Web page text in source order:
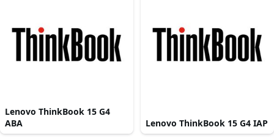
Lenovo ThinkBook 15 G4
ABA
Lenovo ThinkBook 15 G4 IAP